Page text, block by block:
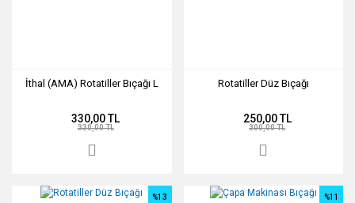
İthal (AMA) Rotatiller Bıçağı L
330,00 TL
330,00 TL
Rotatiller Düz Bıçağı
250,00 TL
300,00 TL
%13 %11